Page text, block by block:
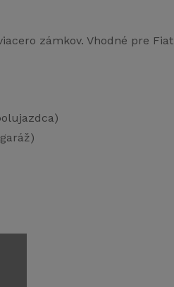
zámkov. Vhodné pre Fiat